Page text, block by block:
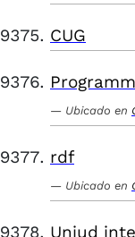
CUG
Ubicado en
rdf
Ubicado en
Uniud